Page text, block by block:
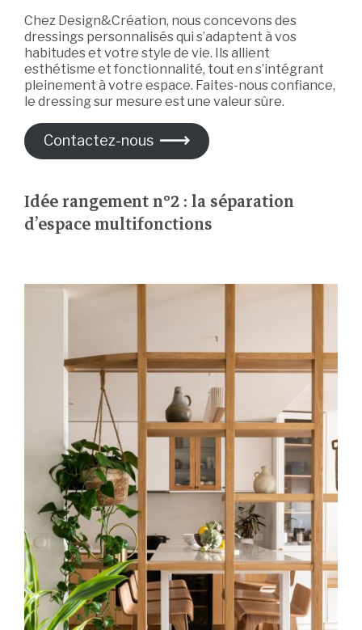
Chez Design&Création, nous concevons des
dressings personnalisés qui s’adaptent à vos
habitudes et votre style de vie. Ils allient
esthétisme et fonctionnalité, tout en s’intégrant
pleinement à votre espace. Faites-nous confiance,
le dressing sur mesure est une valeur sûre.
Contactez-nous
Idée rangement n°2 : la séparation
d’espace multifonctions